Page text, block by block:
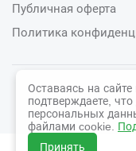
Публичная оферта
Политика
©
Оставаясь на
подтверждаете,
персональных
файлами cookie.
Принять